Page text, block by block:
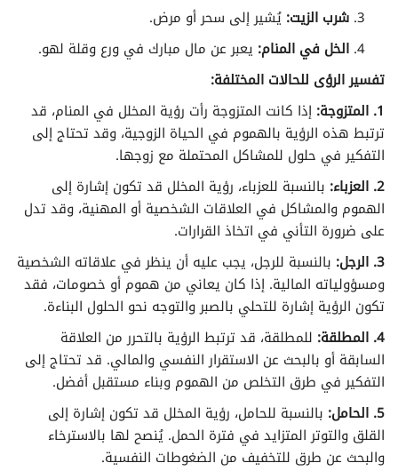
تفسير الأحلام لابن سيرين حرف الكاف
تفسير الأحلام لابن سيرين حرف اللام
تفسير الأحلام لابن سيرين حرف الميم
تفسير الأحلام لابن سيرين حرف النون
تفسير الأحلام لابن سيرين حرف الهاء
تفسير الأحلام لابن سيرين حرف الواو
تفسير الأحلام لابن سيرين حرف الياء
شرب الزيت: يُشير إلى سحر أو مرض.
الخل في المنام: يعبر عن مال مبارك في ورع وقلة لهو.
تفسير الرؤى للحالات المختلفة:
1. المتزوجة:
إذا كانت المتزوجة رأت رؤية المخلل في المنام، قد
ترتبط هذه الرؤية بالهموم في الحياة الزوجية، وقد تحتاج إلى
التفكير في حلول للمشاكل المحتملة مع زوجها.
2. العزباء:
بالنسبة للعزباء، رؤية المخلل قد تكون إشارة إلى
الهموم والمشاكل في العلاقات الشخصية أو المهنية، وقد تدل
على ضرورة التأني في اتخاذ القرارات.
3. الرجل:
بالنسبة للرجل، يجب عليه أن ينظر في علاقاته الشخصية
ومسؤولياته المالية. إذا كان يعاني من هموم أو خصومات، فقد
تكون الرؤية إشارة للتحلي بالصبر والتوجه نحو الحلول البناءة.
4. المطلقة:
للمطلقة، قد ترتبط الرؤية بالتحرر من العلاقة
السابقة أو بالبحث عن الاستقرار النفسي والمالي. قد تحتاج إلى
التفكير في طرق التخلص من الهموم وبناء مستقبل أفضل.
5. الحامل:
بالنسبة للحامل، رؤية المخلل قد تكون إشارة إلى
القلق والتوتر المتزايد في فترة الحمل. يُنصح لها بالاسترخاء
والبحث عن طرق للتخفيف من الضغوطات النفسية.